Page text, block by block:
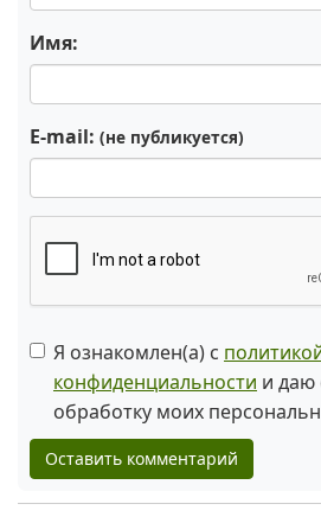
Имя:
E-mail: (не публикуется)
Я ознакомлен(а) с
конфиденциальности и даю
обработку моих
Оставить комментарий